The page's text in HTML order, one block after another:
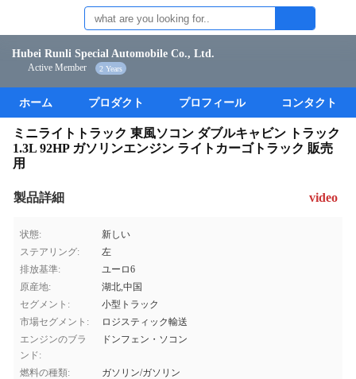
Hubei Runli Special Automobile Co., Ltd.
Active Member 2 Years
ホーム プロダクト プロフィール コンタクト
ミニライトトラック 東風ソコン ダブルキャビン トラック
1.3L 92HP ガソリンエンジン ライトカーゴトラック 販売
用
製品詳細 video
状態:
新しい
ステアリング:
左
排放基準:
ユーロ6
原産地:
湖北,中国
セグメント:
小型トラック
市場セグメント:
ロジスティック輸送
エンジンのブラ
ンド:
ドンフェン・ソコン
燃料の種類:
ガソリン/ガソリン